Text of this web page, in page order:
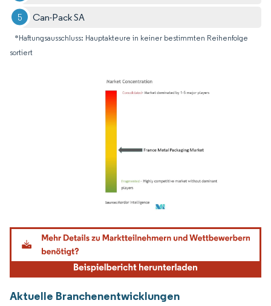
Can-Pack SA
*Haftungsausschluss: Hauptakteure in keiner bestimmten Reihenfolge
sortiert
Bild © Mordor Intelligence. Wiederverwendung erfordert Namensnennung gemäß
Aktuelle Branchenentwicklungen